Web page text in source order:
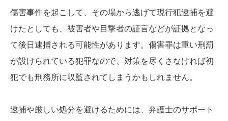
傷害事件を起こして、その場から逃げて現行犯逮捕を避
けたとしても、被害者や目撃者の証言などが証拠となっ
て後日逮捕される可能性があります。傷害罪は重い刑罰
が設けられている犯罪なので、対策を尽くさなければ初
犯でも刑務所に収監されてしまうかもしれません。
逮捕や厳しい処分を避けるためには、弁護士のサポート